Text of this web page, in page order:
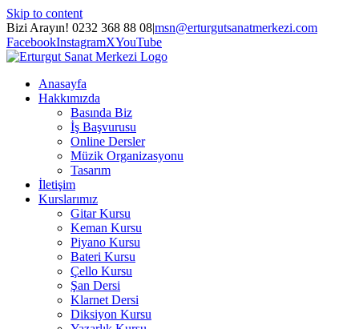
Skip to content
Bizi Arayın! 0232 368 88 08|msn@erturgutsanatmerkezi.com
FacebookInstagramXYouTube
Anasayfa
Hakkımızda
Basında Biz
İş Başvurusu
Online Dersler
Müzik Organizasyonu
Tasarım
İletişim
Kurslarımız
Gitar Kursu
Keman Kursu
Piyano Kursu
Bateri Kursu
Çello Kursu
Şan Dersi
Klarnet Dersi
Diksiyon Kursu